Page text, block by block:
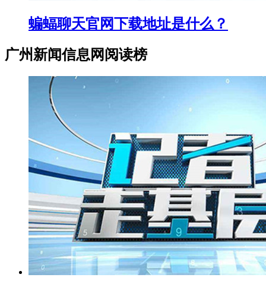
蝙蝠聊天官网下载地址是什么？
广州新闻信息网阅读榜